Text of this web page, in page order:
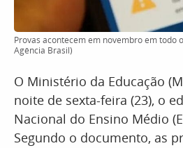
Provas acontecem em novembro em todo
Agência Brasil)
O Ministério da Educação
noite de sexta-feira (23), o
Nacional do Ensino Médio
Segundo o documento, as